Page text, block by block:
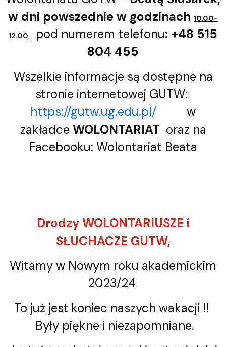
w dni powszednie w godzinach 10.00-
12.00,
pod numerem telefonu: +48 515
804 455
Wszelkie informacje są dostępne na
stronie internetowej GUTW:
https://gutw.ug.edu.pl/ w
zakładce WOLONTARIAT oraz na
Facebooku: Wolontariat Beata
Drodzy WOLONTARIUSZE i
SŁUCHACZE GUTW,
Witamy w Nowym roku akademickim
2023/24
To już jest koniec naszych wakacji !!
Były piękne i niezapomniane.